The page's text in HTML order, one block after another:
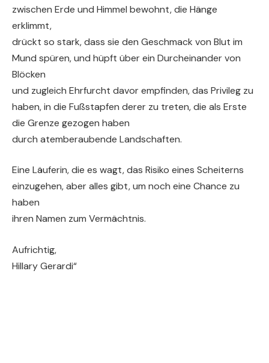
zwischen Erde und Himmel bewohnt, die Hänge
erklimmt,
drückt so stark, dass sie den Geschmack von Blut im
Mund spüren, und hüpft über ein Durcheinander von
Blöcken
und zugleich Ehrfurcht davor empfinden, das Privileg zu
haben, in die Fußstapfen derer zu treten, die als Erste
die Grenze gezogen haben
durch atemberaubende Landschaften.
Eine Läuferin, die es wagt, das Risiko eines Scheiterns
einzugehen, aber alles gibt, um noch eine Chance zu
haben
ihren Namen zum Vermächtnis.
Aufrichtig,
Hillary Gerardi“